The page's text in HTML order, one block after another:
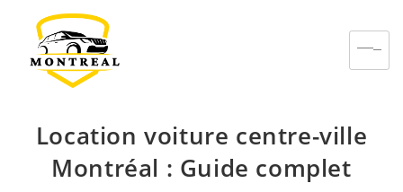
Location voiture centre-ville
Montréal : Guide complet